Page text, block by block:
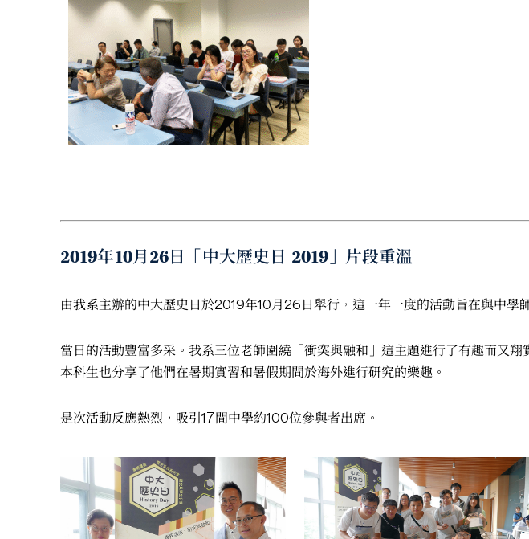
2019年10月26日「中大歷史日 2019」片段重溫
由我系主辦的中大歷史日於2019年10月26日舉行，這一年一度的活動旨在與中學
當日的活動豐富多采。我系三位老師圍繞「衝突與融和」這主題進行了有趣而又
本科生也分享了他們在暑期實習和暑假期間於海外進行研究的樂趣。
是次活動反應熱烈，吸引17間中學約100位參與者出席。